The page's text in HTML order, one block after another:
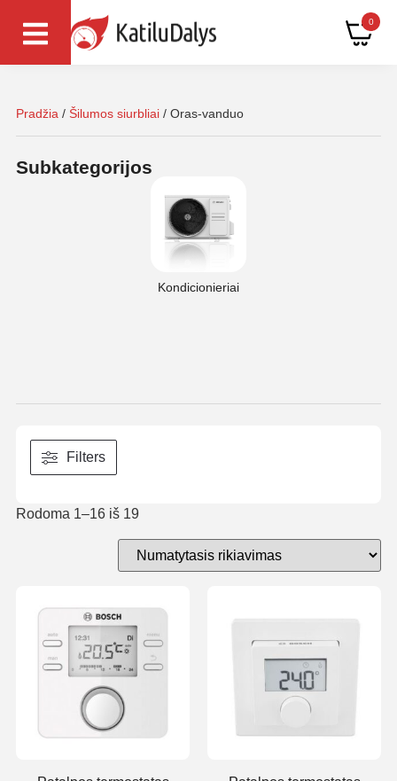
0
Pradžia / Šilumos siurbliai / Oras-vanduo
Subkategorijos
Kondicionieriai
Filters
Rodoma 1–16 iš 19